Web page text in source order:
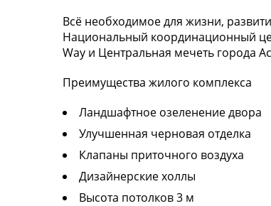
Всё необходимое для жизни,
Национальный координационный
Way и Центральная мечеть города
Преимущества жилого комплекса
Ландшафтное озеленение двора
Улучшенная черновая отделка
Клапаны приточного воздуха
Дизайнерские холлы
Высота потолков 3 м